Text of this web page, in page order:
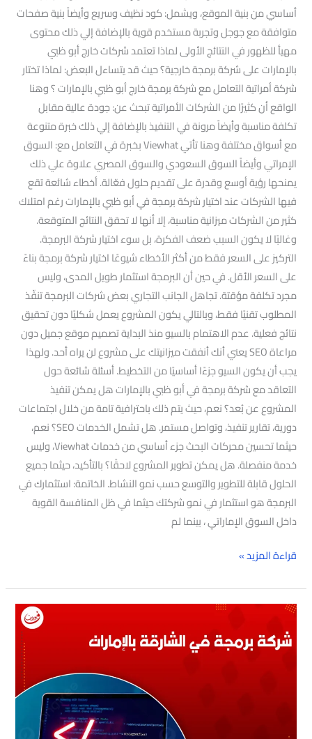
أساسي من بنية الموقع، ويشمل: كود نظيف وسريع وأيضاً بنية صفحات
متوافقة مع جوجل وتجربة مستخدم قوية بالإضافة إلي ذلك محتوى
مهيأ للظهور في النتائج الأولى لماذا تعتمد شركات خارج أبو ظبي
بالإمارات على شركة برمجة خارجية؟ حيث قد يتساءل البعض: لماذا تختار
شركة أمراتية التعامل مع شركة برمجة خارج أبو ظبي بالإمارات ؟ وهنا
الواقع أن كثيرًا من الشركات الأمراتية تبحث عن: جودة عالية مقابل
تكلفة مناسبة وأيضاً مرونة في التنفيذ بالإضافة إلي ذلك خبرة متنوعة
مع أسواق مختلفة وهنا تأتي Viewhat بخبرة في التعامل مع: السوق
الإمراتي وأيضاً السوق السعودي والسوق المصري علاوة علي ذلك
يمنحها رؤية أوسع وقدرة على تقديم حلول فعّالة. أخطاء شائعة تقع
فيها الشركات عند اختيار شركة برمجة في أبو ظبي بالإمارات رغم امتلاك
كثير من الشركات ميزانية مناسبة، إلا أنها لا تحقق النتائج المتوقعة.
وغالبًا لا يكون السبب ضعف الفكرة، بل سوء اختيار شركة البرمجة.
التركيز على السعر فقط من أكثر الأخطاء شيوعًا اختيار شركة برمجة بناءً
على السعر الأقل. في حين أن البرمجة استثمار طويل المدى، وليس
مجرد تكلفة مؤقتة. تجاهل الجانب التجاري بعض شركات البرمجة تنفّذ
المطلوب تقنيًا فقط، وبالتالي يكون المشروع يعمل شكليًا دون تحقيق
نتائج فعلية. عدم الاهتمام بالسيو منذ البداية تصميم موقع جميل دون
مراعاة SEO يعني أنك أنفقت ميزانيتك على مشروع لن يراه أحد. ولهذا
يجب أن يكون السيو جزءًا أساسيًا من التخطيط. أسئلة شائعة حول
التعاقد مع شركة برمجة في أبو ظبي بالإمارات هل يمكن تنفيذ
المشروع عن بُعد؟ نعم، حيث يتم ذلك باحترافية تامة من خلال اجتماعات
دورية، تقارير تنفيذ، وتواصل مستمر. هل تشمل الخدمات SEO؟ نعم،
حيثما تحسين محركات البحث جزء أساسي من خدمات Viewhat، وليس
خدمة منفصلة. هل يمكن تطوير المشروع لاحقًا؟ بالتأكيد، حيثما جميع
الحلول قابلة للتطوير والتوسع حسب نمو النشاط. الخاتمة: استثمارك في
البرمجة هو استثمار في نمو شركتك حيثما في ظل المنافسة القوية
داخل السوق الإماراتي ، بينما لم
قراءة المزيد »
شركة
برمجة
في
الشارقة